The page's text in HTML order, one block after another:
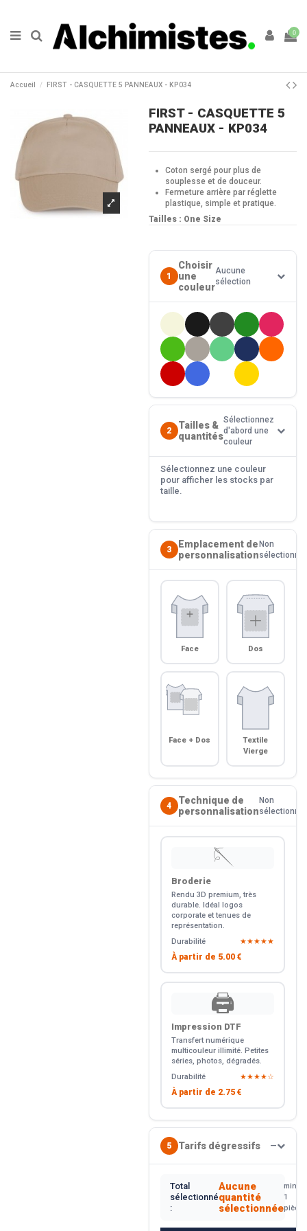
0
Accueil FIRST - CASQUETTE 5 PANNEAUX - KP034
FIRST - CASQUETTE 5
PANNEAUX - KP034
Coton sergé pour plus de
souplesse et de douceur.
Fermeture arrière par réglette
plastique, simple et pratique.
Tailles : One Size
1
Choisir
une
couleur
Aucune
sélection
2
Tailles &
quantités
Sélectionnez
d'abord une
couleur
Sélectionnez une couleur
pour afficher les stocks par
taille.
3
Emplacement de
personnalisation
Non
sélectionné
Face Dos
Face + Dos
Textile
Vierge
4
Technique de
personnalisation
Non
sélectionné
🪡
Broderie
Rendu 3D premium, très
durable. Idéal logos
corporate et tenues de
représentation.
Durabilité
★★★★★
À partir de 5.00 €
🖨️
Impression DTF
Transfert numérique
multicouleur illimité. Petites
séries, photos, dégradés.
Durabilité
★★★★☆
À partir de 2.75 €
5 Tarifs dégressifs —
Total
sélectionné
:
Aucune
quantité
sélectionnée
min.
1
pièce